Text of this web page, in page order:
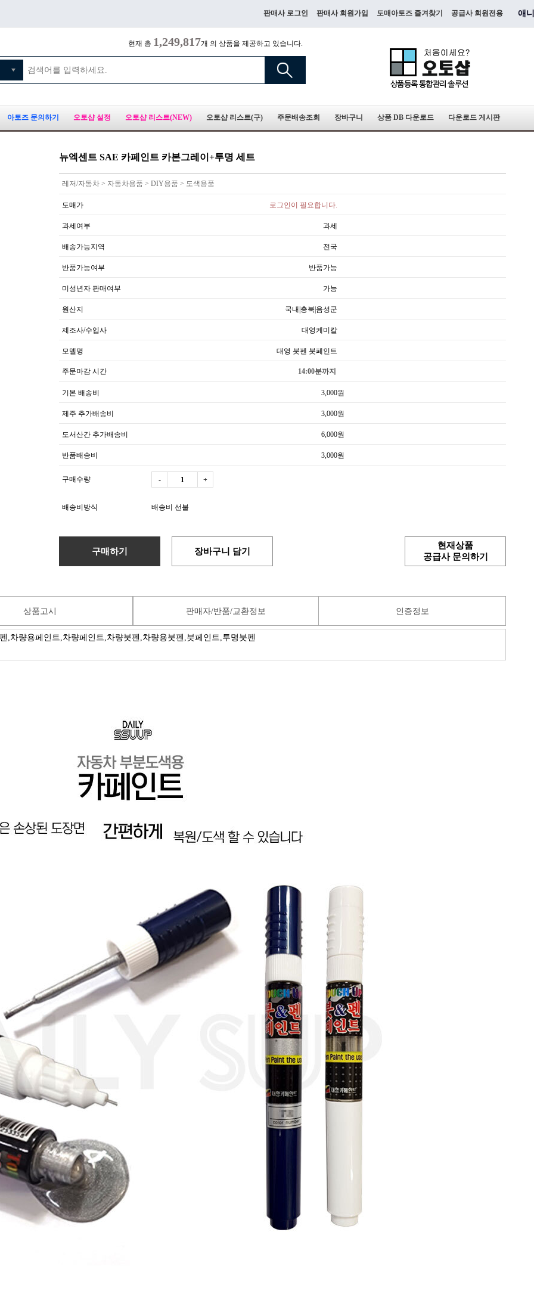
판매사 로그인 판매사 회원가입 도매아토즈 즐겨찾기 공급사 회원전용 애
현재 총 1,249,817개 의 상품을 제공하고 있습니다.
아토즈 문의하기 오토샵 설정 오토샵 리스트(NEW) 오토샵 리스트(구) 주문배송조회 장바구니 상품 DB 다운로드 다운로드 게시판
뉴엑센트 SAE 카페인트 카본그레이+투명 세트
레저/자동차 > 자동차용품 > DIY용품 > 도색용품
도매가 로그인이 필요합니다.
과세여부 과세
배송가능지역 전국
반품가능여부 반품가능
미성년자 판매여부 가능
원산지 국내|충북|음성군
제조사/수입사 대영케미칼
모델명 대영 붓펜 붓페인트
주문마감 시간 14:00분까지
기본 배송비 3,000원
제주 추가배송비 3,000원
도서산간 추가배송비 6,000원
반품배송비 3,000원
구매수량 - +
배송비방식 배송비 선불
구매하기 장바구니 담기
현재상품
공급사 문의하기
상품고시 판매자/반품/교환정보 인증정보